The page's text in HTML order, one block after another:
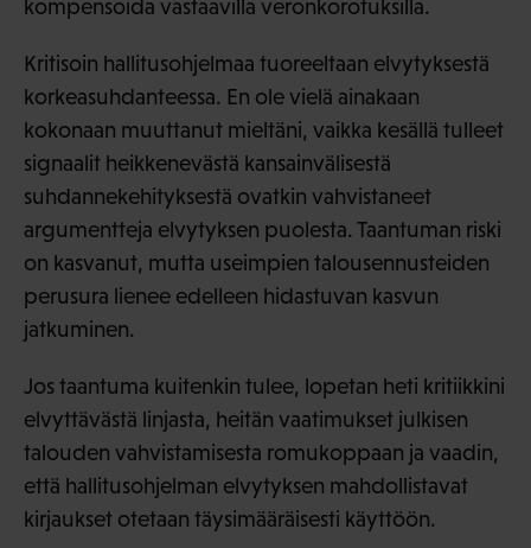
kompensoida vastaavilla veronkorotuksilla.
Kritisoin hallitusohjelmaa tuoreeltaan elvytyksestä
korkeasuhdanteessa. En ole vielä ainakaan
kokonaan muuttanut mieltäni, vaikka kesällä tulleet
signaalit heikkenevästä kansainvälisestä
suhdannekehityksestä ovatkin vahvistaneet
argumentteja elvytyksen puolesta. Taantuman riski
on kasvanut, mutta useimpien talousennusteiden
perusura lienee edelleen hidastuvan kasvun
jatkuminen.
Jos taantuma kuitenkin tulee, lopetan heti kritiikkini
elvyttävästä linjasta, heitän vaatimukset julkisen
talouden vahvistamisesta romukoppaan ja vaadin,
että hallitusohjelman elvytyksen mahdollistavat
kirjaukset otetaan täysimääräisesti käyttöön.